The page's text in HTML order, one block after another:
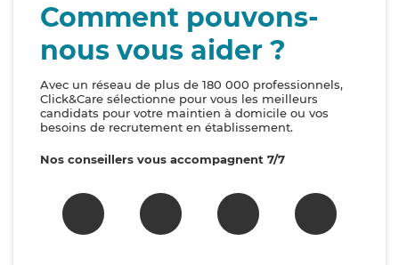
Comment pouvons-
nous vous aider ?
Avec un réseau de plus de 180 000 professionnels,
Click&Care sélectionne pour vous les meilleurs
candidats pour votre maintien à domicile ou vos
besoins de recrutement en établissement.
Nos conseillers vous accompagnent 7/7